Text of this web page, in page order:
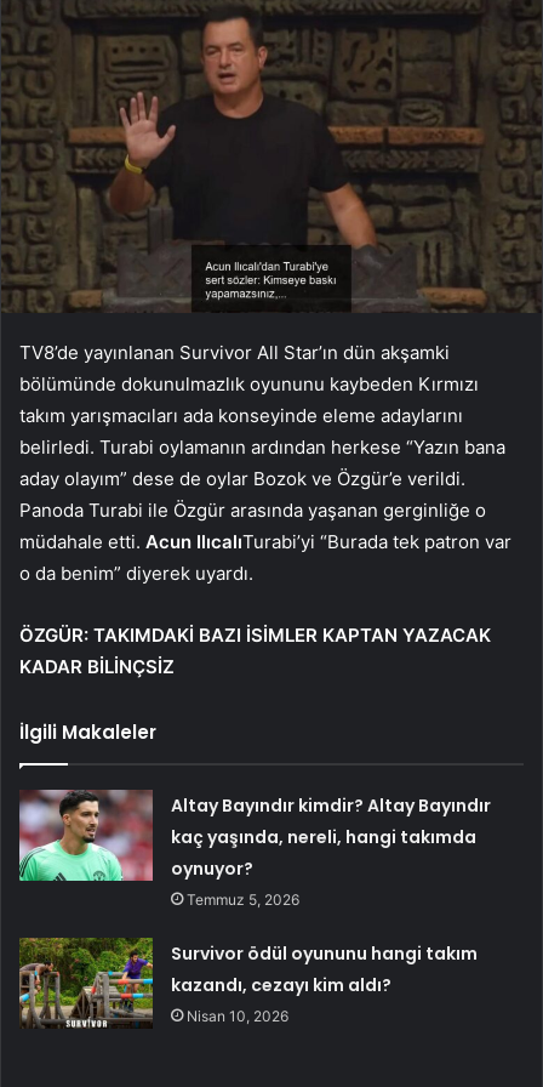
TV8’de yayınlanan Survivor All Star’ın dün akşamki
bölümünde dokunulmazlık oyununu kaybeden Kırmızı
takım yarışmacıları ada konseyinde eleme adaylarını
belirledi. Turabi oylamanın ardından herkese “Yazın bana
aday olayım” dese de oylar Bozok ve Özgür’e verildi.
Panoda Turabi ile Özgür arasında yaşanan gerginliğe o
müdahale etti. Acun IlıcalıTurabi’yi “Burada tek patron var
o da benim” diyerek uyardı.
ÖZGÜR: TAKIMDAKİ BAZI İSİMLER KAPTAN YAZACAK
KADAR BİLİNÇSİZ
İlgili Makaleler
Altay Bayındır kimdir? Altay Bayındır
kaç yaşında, nereli, hangi takımda
oynuyor?
Temmuz 5, 2026
Survivor ödül oyununu hangi takım
kazandı, cezayı kim aldı?
Nisan 10, 2026